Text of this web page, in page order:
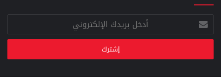
أدخل
بريدك
الإلكتروني